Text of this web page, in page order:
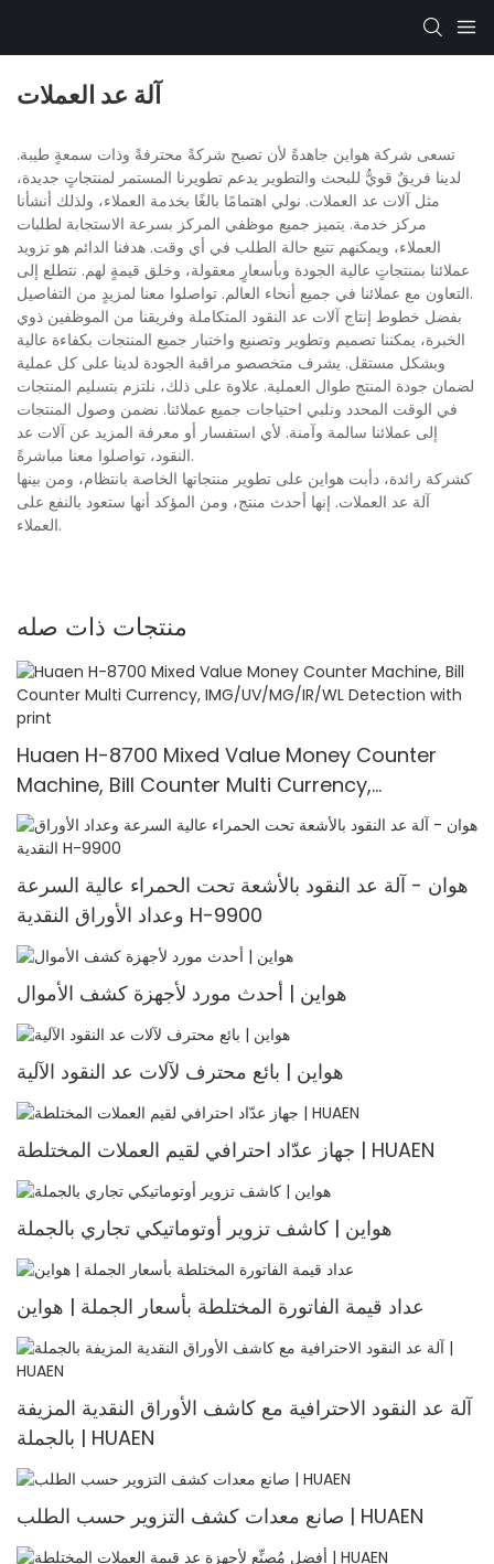
آلة عد العملات
تسعى شركة هواين جاهدةً لأن تصبح شركةً محترفةً وذات سمعةٍ طيبة.
لدينا فريقٌ قويٌّ للبحث والتطوير يدعم تطويرنا المستمر لمنتجاتٍ جديدة،
مثل آلات عد العملات. نولي اهتمامًا بالغًا بخدمة العملاء، ولذلك أنشأنا
مركز خدمة. يتميز جميع موظفي المركز بسرعة الاستجابة لطلبات
العملاء، ويمكنهم تتبع حالة الطلب في أي وقت. هدفنا الدائم هو تزويد
عملائنا بمنتجاتٍ عالية الجودة وبأسعارٍ معقولة، وخلق قيمةٍ لهم. نتطلع إلى
التعاون مع عملائنا في جميع أنحاء العالم. تواصلوا معنا لمزيدٍ من التفاصيل.
بفضل خطوط إنتاج آلات عد النقود المتكاملة وفريقنا من الموظفين ذوي
الخبرة، يمكننا تصميم وتطوير وتصنيع واختبار جميع المنتجات بكفاءة عالية
وبشكل مستقل. يشرف متخصصو مراقبة الجودة لدينا على كل عملية
لضمان جودة المنتج طوال العملية. علاوة على ذلك، نلتزم بتسليم المنتجات
في الوقت المحدد ونلبي احتياجات جميع عملائنا. نضمن وصول المنتجات
إلى عملائنا سالمة وآمنة. لأي استفسار أو معرفة المزيد عن آلات عد
النقود، تواصلوا معنا مباشرةً.
كشركة رائدة، دأبت هواين على تطوير منتجاتها الخاصة بانتظام، ومن بينها
آلة عد العملات. إنها أحدث منتج، ومن المؤكد أنها ستعود بالنفع على
العملاء.
منتجات ذات صله
Huaen H-8700 Mixed Value Money Counter
Machine, Bill Counter Multi Currency,
IMG/UV/MG/IR/WL Detection with print
هوان - آلة عد النقود بالأشعة تحت الحمراء عالية السرعة
وعداد الأوراق النقدية H-9900
هواين | أحدث مورد لأجهزة كشف الأموال
هواين | بائع محترف لآلات عد النقود الآلية
جهاز عدّاد احترافي لقيم العملات المختلطة | HUAEN
هواين | كاشف تزوير أوتوماتيكي تجاري بالجملة
عداد قيمة الفاتورة المختلطة بأسعار الجملة | هواين
آلة عد النقود الاحترافية مع كاشف الأوراق النقدية المزيفة
بالجملة | HUAEN
صانع معدات كشف التزوير حسب الطلب | HUAEN